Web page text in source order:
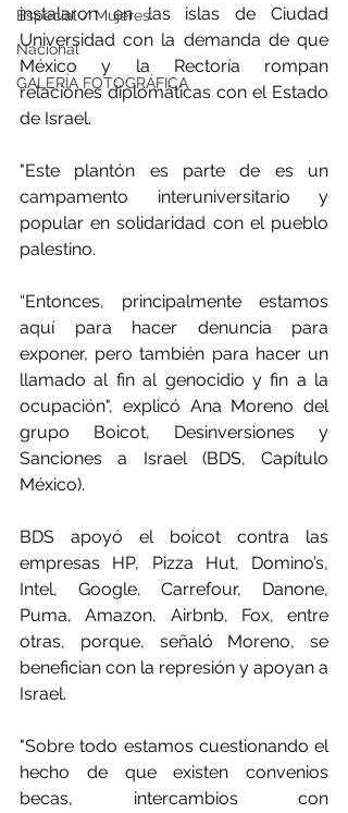
Especial / Mujeres
Nacional
GALERÍA FOTOGRÁFICA
instalaron en las islas de Ciudad
Universidad con la demanda de que
México y la Rectoría rompan
relaciones diplomáticas con el Estado
de Israel.
"Este plantón es parte de es un
campamento interuniversitario y
popular en solidaridad con el pueblo
palestino.
“Entonces, principalmente estamos
aquí para hacer denuncia para
exponer, pero también para hacer un
llamado al fin al genocidio y fin a la
ocupación", explicó Ana Moreno del
grupo Boicot, Desinversiones y
Sanciones a Israel (BDS, Capítulo
México).
BDS apoyó el boicot contra las
empresas HP, Pizza Hut, Domino’s,
Intel, Google, Carrefour, Danone,
Puma, Amazon, Airbnb, Fox, entre
otras, porque, señaló Moreno, se
benefician con la represión y apoyan a
Israel.
"Sobre todo estamos cuestionando el
hecho de que existen convenios
becas, intercambios con